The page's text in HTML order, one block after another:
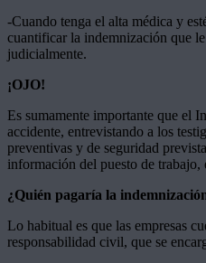
-Cuando tenga el alta médica y
cuantificar la indemnización que
judicialmente.
¡OJO!
Es sumamente importante que el
accidente, entrevistando a los
preventivas y de seguridad
información del puesto de trabajo,
¿Quién pagaría la
Lo habitual es que las empresas
responsabilidad civil, que se